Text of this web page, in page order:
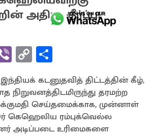
அதிரடி தீர்ப்பு!
Vi
b
er
C
o
py
Li
n
ar
e
கடனுதவித் திட்டத்தின் கீழ்,
நிறுவனத்திடமிருந்து தரமற்ற
செய்தமைக்காக, முன்னாள்
கெஹெலிய ரம்புக்வெல்ல
அடிப்படை உரிமைகளை